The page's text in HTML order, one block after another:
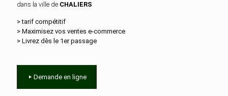
dans la ville de CHALIERS
> tarif compétitif
> Maximisez vos ventes e‑commerce
> Livrez dès le 1er passage
Demande en ligne